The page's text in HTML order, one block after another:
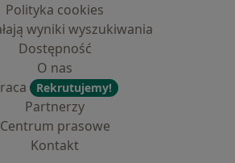
Polityka cookies
wyniki wyszukiwania
Dostępność
O nas
Rekrutujemy!
Partnerzy
Centrum prasowe
Kontakt